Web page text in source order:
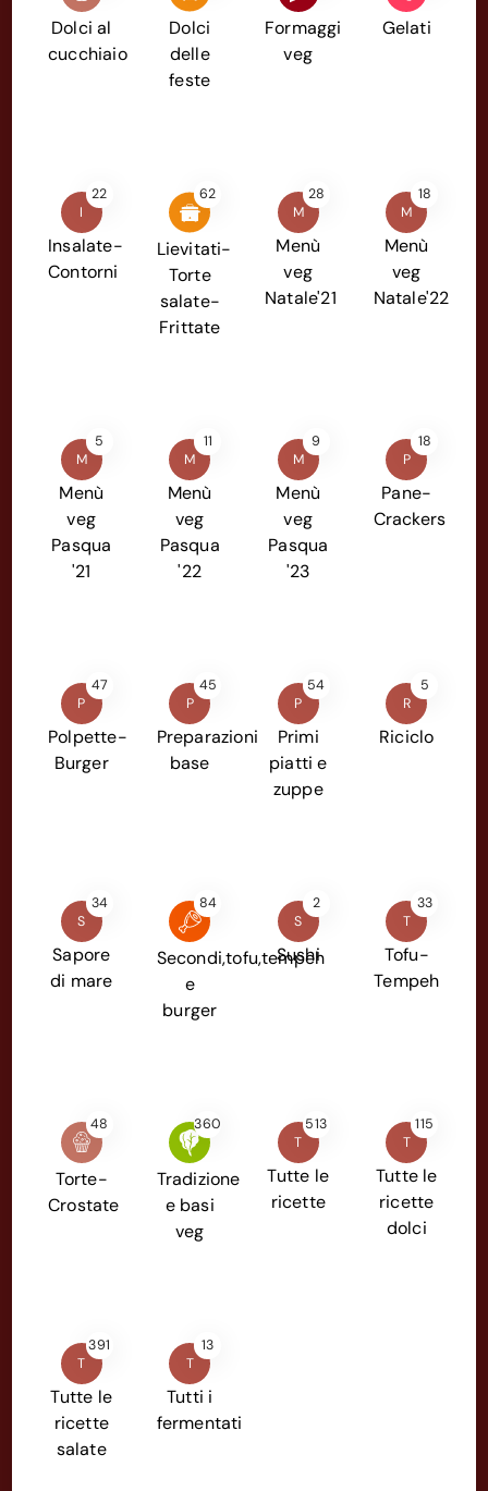
Dolci al
cucchiaio
Dolci
delle
feste
Formaggi
veg
Gelati
I
22
Insalate-
Contorni
62
Lievitati-
Torte
salate-
Frittate
M
28
Menù
veg
Natale'21
M
18
Menù
veg
Natale'22
M
5
Menù
veg
Pasqua
'21
M
11
Menù
veg
Pasqua
'22
M
9
Menù
veg
Pasqua
'23
P
18
Pane-
Crackers
P
47
Polpette-
Burger
P
45
Preparazioni
base
P
54
Primi
piatti e
zuppe
R
5
Riciclo
S
34
Sapore
di mare
84
Secondi,tofu,tempeh
e
burger
S
2
Sushi
T
33
Tofu-
Tempeh
48
Torte-
Crostate
360
Tradizione
e basi
veg
T
513
Tutte le
ricette
T
115
Tutte le
ricette
dolci
T
391
Tutte le
ricette
salate
T
13
Tutti i
fermentati